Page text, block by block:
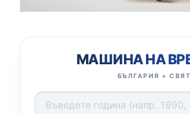
МАШИНА НА
БЪЛГАРИЯ + СВЯТ